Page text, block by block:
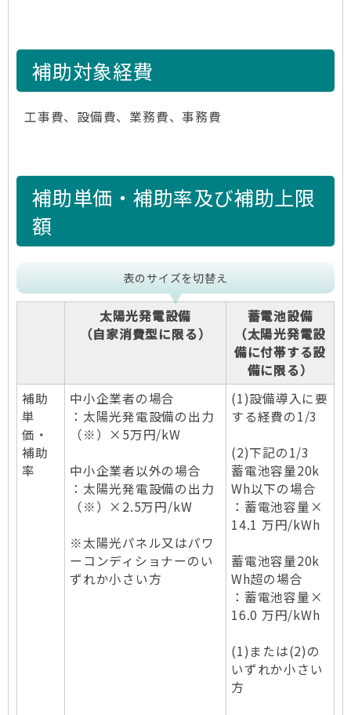
補助対象経費
工事費、設備費、業務費、事務費
補助単価・補助率及び補助上限
額
表のサイズを切替え
太陽光発電設備
（自家消費型に限る）
蓄電池設備
（太陽光発電設
備に付帯する設
備に限る）
補助
単
価・
補助
率
中小企業者の場合
：太陽光発電設備の出力
（※）×5万円/kW
中小企業者以外の場合
：太陽光発電設備の出力
（※）×2.5万円/kW
※太陽光パネル又はパワ
ーコンディショナーのい
ずれか小さい方
(1)設備導入に要
する経費の1/3
(2)下記の1/3
蓄電池容量20k
Wh以下の場合
：蓄電池容量×
14.1 万円/kWh
蓄電池容量20k
Wh超の場合
：蓄電池容量×
16.0 万円/kWh
(1)または(2)の
いずれか小さい
方